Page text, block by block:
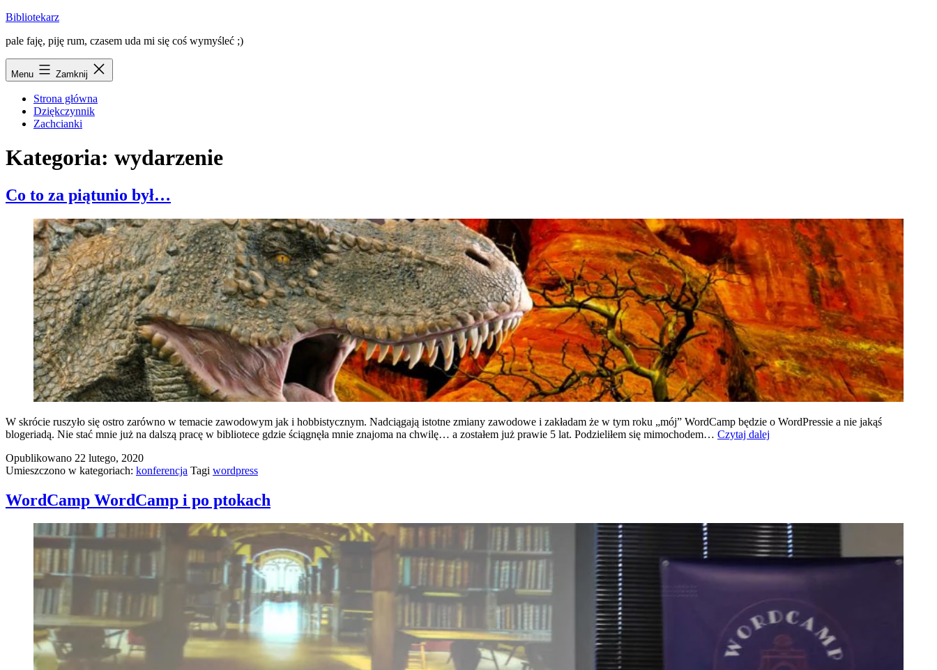
Przejdź
treści
Bibliotekarz
pale faję, piję rum, czasem uda mi się coś wymyśleć ;)
Menu Zamknij
Strona główna
Dziękczynnik
Zachcianki
Kategoria: wydarzenie
Co to za piątunio był…
W skrócie ruszyło się ostro zarówno w temacie zawodowym jak i hobbistycznym. Nadciągają istotne zmiany zawodowe i zakładam że w tym roku „mój” WordCamp będzie o WordPressie a nie jakąś
blogeriadą. Nie stać mnie już na dalszą pracę w bibliotece gdzie ściągnęła mnie znajoma na chwilę… a zostałem już prawie 5 lat. Podzieliłem się mimochodem… Czytaj dalej
Opublikowano 22 lutego, 2020
Umieszczono w kategoriach: konferencja Tagi wordpress
WordCamp WordCamp i po ptokach